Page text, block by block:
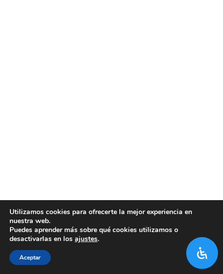
Utilizamos cookies para ofrecerte la mejor experiencia en
nuestra web.
Puedes aprender más sobre qué cookies utilizamos o
desactivarlas en los ajustes.
Aceptar